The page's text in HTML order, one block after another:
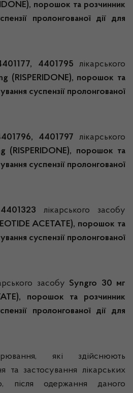
порошок та розчинник
пролонгованої дії для
4401795 лікарського
(RISPERIDONE), порошок та
суспензії пролонгованої
4401797 лікарського
(RISPERIDONE), порошок та
суспензії пролонгованої
лікарського засобу
ACETATE), порошок та
суспензії пролонгованої
засобу Syngro 30 мг
порошок та розчинник
пролонгованої дії для
які здійснюють
та застосування лікарських
після одержання даного